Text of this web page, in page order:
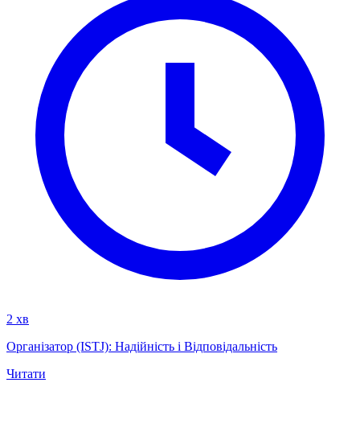
2 хв
Організатор (ISTJ): Надійність і Відповідальність
Читати